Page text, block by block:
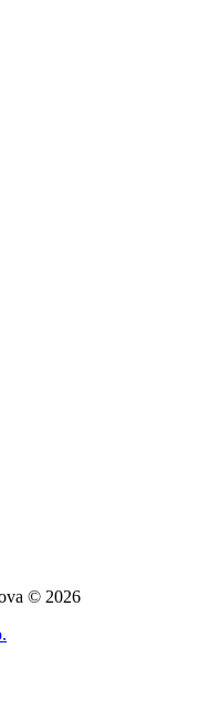
© 2026